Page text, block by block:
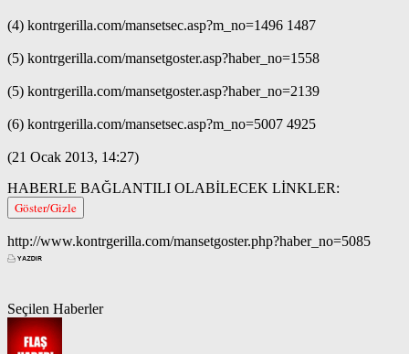
(4) kontrgerilla.com/mansetsec.asp?m_no=1496 1487
(5) kontrgerilla.com/mansetgoster.asp?haber_no=1558
(5) kontrgerilla.com/mansetgoster.asp?haber_no=2139
(6) kontrgerilla.com/mansetsec.asp?m_no=5007 4925
(21 Ocak 2013, 14:27)
HABERLE BAĞLANTILI OLABİLECEK LİNKLER:
Göster/Gizle
http://www.kontrgerilla.com/mansetgoster.php?haber_no=5085
Seçilen Haberler